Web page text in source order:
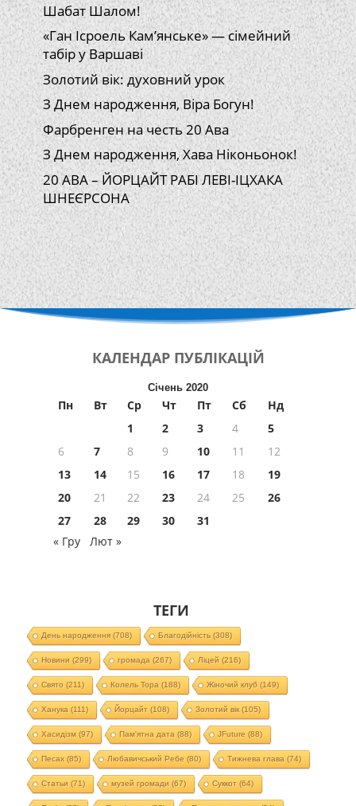
Шабат Шалом!
«Ган Ісроель Кам’янське» — сімейний
табір у Варшаві
Золотий вік: духовний урок
З Днем народження, Віра Богун!
Фарбренген на честь 20 Ава
З Днем народження, Хава Ніконьонок!
20 АВА – ЙОРЦАЙТ РАБІ ЛЕВІ-ІЦХАКА
ШНЕЄРСОНА
КАЛЕНДАР ПУБЛІКАЦІЙ
Січень 2020
Пн Вт Ср Чт Пт Сб
Нд
1
2 3 4
5
6
7 8 9 10 11
12
13
14 15 16 17 18
19
20
21 22 23 24 25
26
27
28 29 30
31
« Гру
Лют »
ТЕГИ
День народження(708) Благодійність(308)
Новини (299) громада (267) Ліцей (216)
Свято (211) Колель Тора (188) Жіночий клуб (149)
Ханука (111) Йорцайт (108) Золотий вік(105)
Хасидізм (97) Пам'ятна дата (88) JFuture (88)
Песах(85) Любавичський Ребе (80) Тижнева глава (74)
Статьи (71) музей громади (67) Суккот (64)